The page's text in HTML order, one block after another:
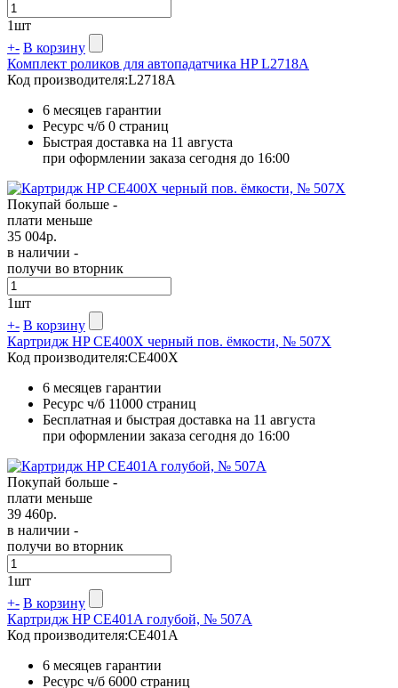
1шт
+- В корзину
Комплект роликов для автопадатчика HP L2718A
Код производителя:L2718A
6 месяцев гарантии
Ресурс ч/б 0 страниц
Быстрая доставка на 11 августа
при оформлении заказа сегодня до 16:00
Покупай больше -
плати меньше
35 004р.
в наличии -
получи во вторник
1шт
+- В корзину
Картридж HP CE400X черный пов. ёмкости, № 507X
Код производителя:CE400X
6 месяцев гарантии
Ресурс ч/б 11000 страниц
Бесплатная и быстрая доставка на 11 августа
при оформлении заказа сегодня до 16:00
Покупай больше -
плати меньше
39 460р.
в наличии -
получи во вторник
1шт
+- В корзину
Картридж HP CE401A голубой, № 507A
Код производителя:CE401A
6 месяцев гарантии
Ресурс ч/б 6000 страниц